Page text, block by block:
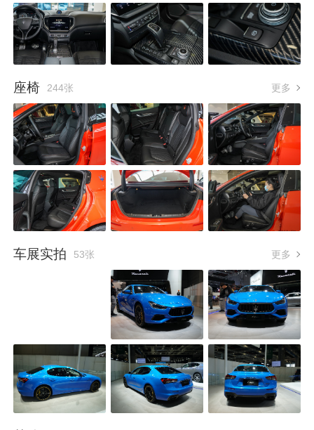
座椅 244张 更多
车展实拍 53张 更多